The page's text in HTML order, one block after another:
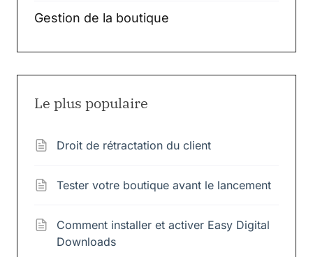
Gestion de la boutique
Le plus populaire
Droit de rétractation du client
Tester votre boutique avant le lancement
Comment installer et activer Easy Digital
Downloads